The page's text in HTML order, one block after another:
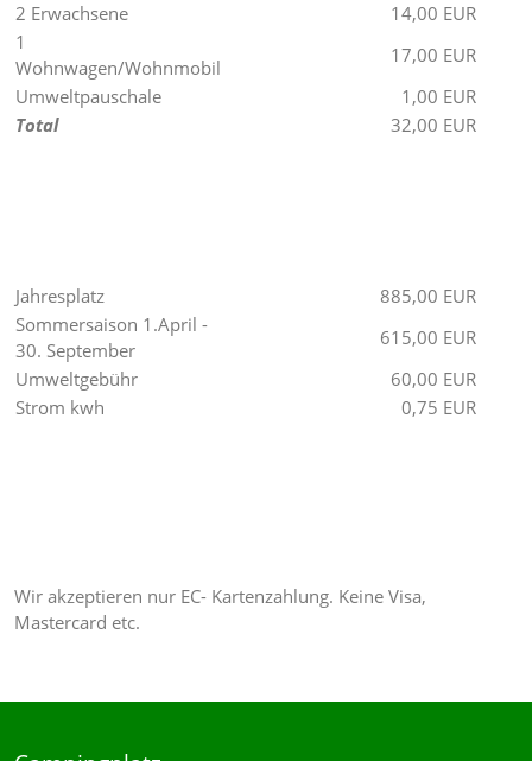
2 Erwachsene
14,00 EUR
1
Wohnwagen/Wohnmobil
17,00 EUR
Umweltpauschale
1,00 EUR
Total
32,00 EUR
Jahresplatz
885,00 EUR
Sommersaison 1.April -
30. September
615,00 EUR
Umweltgebühr
60,00 EUR
Strom kwh
0,75 EUR
Wir akzeptieren nur EC- Kartenzahlung. Keine Visa,
Mastercard etc.